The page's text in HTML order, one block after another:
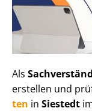
Als
erstellen und
ten in Siestedt